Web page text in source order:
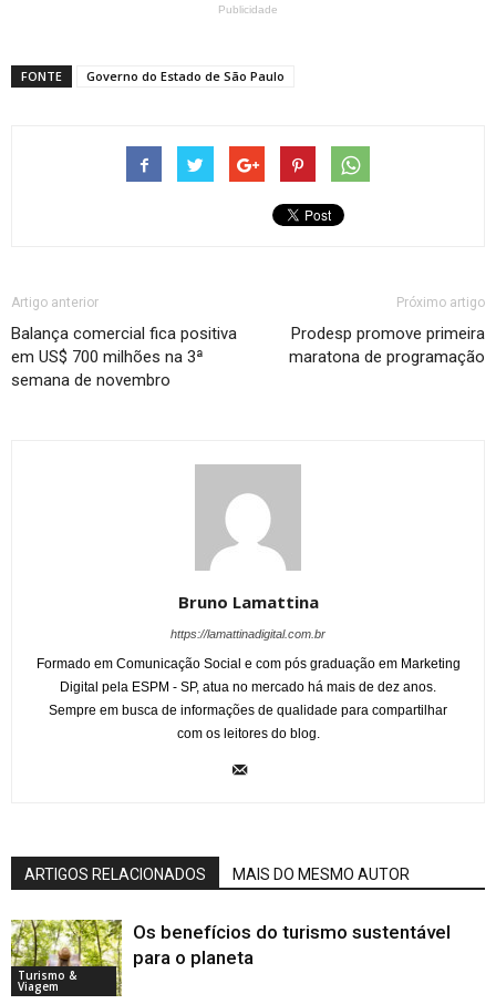
Publicidade
FONTE Governo do Estado de São Paulo
Artigo anterior
Balança comercial fica positiva
em US$ 700 milhões na 3ª
semana de novembro
Próximo artigo
Prodesp promove primeira
maratona de programação
Bruno Lamattina
https://lamattinadigital.com.br
Formado em Comunicação Social e com pós graduação em Marketing
Digital pela ESPM - SP, atua no mercado há mais de dez anos.
Sempre em busca de informações de qualidade para compartilhar
com os leitores do blog.
ARTIGOS RELACIONADOS MAIS DO MESMO AUTOR
Turismo &
Viagem
Os benefícios do turismo sustentável
para o planeta